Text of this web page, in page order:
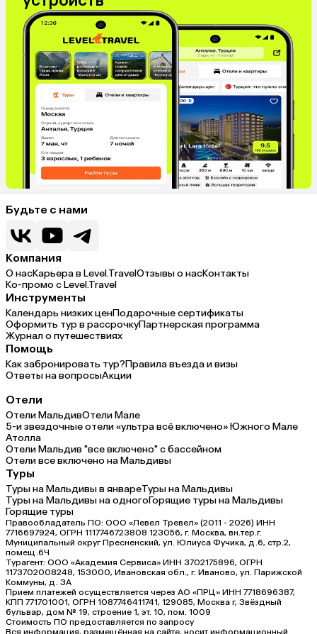
Будьте с нами
Компания
О насКарьера в Level.TravelОтзывы о насКонтакты
Ко-промо с Level.Travel
Инструменты
Календарь низких ценПодарочные сертификаты
Оформить тур в рассрочкуПартнерская программа
Журнал о путешествиях
Помощь
Как забронировать тур?Правила въезда и визы
Ответы на вопросыАкции
Отели
Отели МальдивОтели Мале
5-и звездочные отели «ультра всё включено» Южного Мале
Атолла
Отели Мальдив "все включено" с бассейном
Отели все включено на Мальдивы
Туры
Туры на Мальдивы в январеТуры на Мальдивы
Туры на Мальдивы на одногоГорящие туры на Мальдивы
Горящие туры
Правообладатель ПО: ООО «Левел Тревел» (2011 - 2026) ИНН
7716697924, ОГРН 1117746723808 123056, г. Москва, вн.тер.г.
Муниципальный округ Пресненский, ул. Юлиуса Фучика, д.6, стр.2,
помещ.6Ч
Турагент: ООО «Академия Сервиса» ИНН 3702175896, ОГРН
1173702008248, 153000, Ивановская обл., г. Иваново, ул. Парижской
Коммуны, д. ЗА
Прием платежей осуществляется через АО «ПРЦ» ИНН 7718696387,
КПП 771701001, ОГРН 1087746411741, 129085, Москва г, Звёздный
бульвар, дом № 19, строение 1, эт. 10, пом. 1009
Стоимость ПО предоставляется по запросу
Вся информация, размещённая на сайте, носит информационный